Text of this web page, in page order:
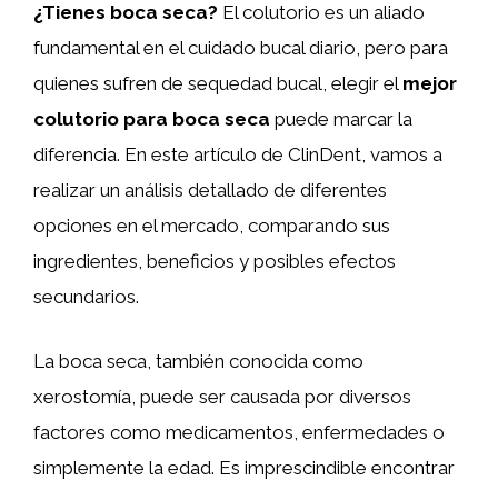
¿Tienes boca seca? El colutorio es un aliado
fundamental en el cuidado bucal diario, pero para
quienes sufren de sequedad bucal, elegir el mejor
colutorio para boca seca puede marcar la
diferencia. En este artículo de ClinDent, vamos a
realizar un análisis detallado de diferentes
opciones en el mercado, comparando sus
ingredientes, beneficios y posibles efectos
secundarios.
La boca seca, también conocida como
xerostomía, puede ser causada por diversos
factores como medicamentos, enfermedades o
simplemente la edad. Es imprescindible encontrar